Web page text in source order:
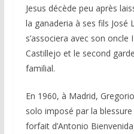
Jesus décède peu après
la ganaderia à ses fils José
s’associera avec son oncle
Castillejo et le second
familial.
En 1960, à Madrid,
solo imposé par la
forfait d’Antonio